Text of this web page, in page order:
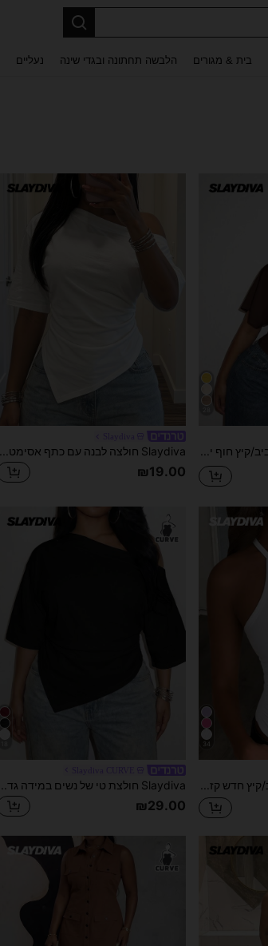
בית & מגורים הלבשה תחתונה ובגדי שינה נעליים
₪19.00
34
Slaydiva חולצת טי של נשים במידה גדולה, צבע אחיד, עם שוליים אסימטריים, צווארון אסימטרי וקמטות, סקסית לחוף, שייט ונסיעות, אביב/קיץ
₪29.00